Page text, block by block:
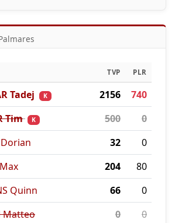
TVP PLR
Tadej K 2156
740
Tim
K 500
0
32
0
204
80
Quinn
66
0
Matteo
0
0